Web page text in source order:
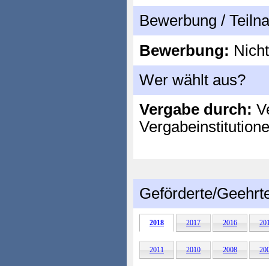
Bewerbung /
Bewerbung:
Wer wählt aus?
Vergabe durch:
Geförderte/
2018 2017 2016
2011 2010 2008